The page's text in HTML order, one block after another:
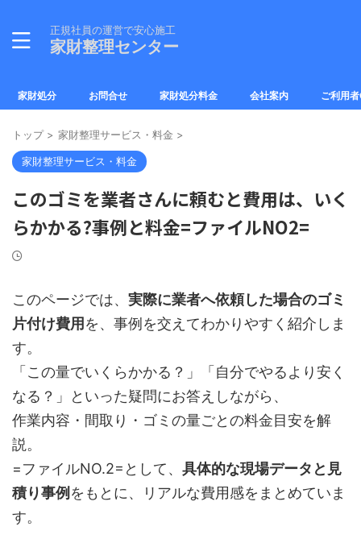
正規社員の運営で安心施工
家財整理センター
家財処分 お問合せ 家財処分料金 会社案内 ご利用
トップ > 家財整理サービス・料金 >
家財整理サービス・料金
このゴミを業者さんに頼むと費用は、いく
らかかる?事例と料金=ファイルNO2=
このページでは、 実際に業者へ依頼した場合のゴミ
片付け費用 を、事例を交えてわかりやすく紹介しま
す。
「この量でいくらかかる？」「自分でやるより安く
なる？」といった疑問にお答えしながら、
作業内容・間取り・ゴミの量ごとの料金目安を解
説。
=ファイルNO.2=として、 具体的な現場データと見
積り事例 をもとに、リアルな費用感をまとめていま
す。